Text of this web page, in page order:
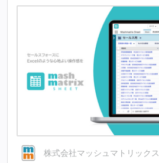
株式会社マッシュマトリックス